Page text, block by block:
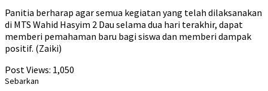
Panitia berharap agar semua kegiatan yang telah dilaksanakan
di MTS Wahid Hasyim 2 Dau selama dua hari terakhir, dapat
memberi pemahaman baru bagi siswa dan memberi dampak
positif. (Zaiki)
Post Views: 1,050
Sebarkan